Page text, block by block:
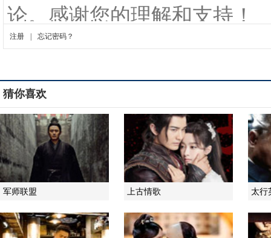
猜你喜欢
军师联盟 上古情歌 太行